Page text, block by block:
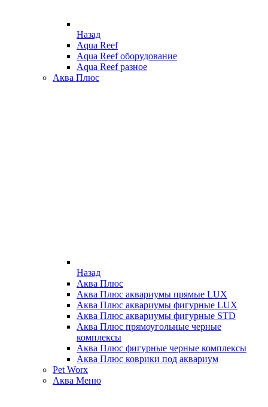
Назад
Aqua Reef
Aqua Reef оборудование
Aqua Reef разное
Аква Плюс
Назад
Аква Плюс
Аква Плюс аквариумы прямые LUX
Аква Плюс аквариумы фигурные LUX
Аква Плюс аквариумы фигурные STD
Аква Плюс прямоугольные черные
комплексы
Аква Плюс фигурные черные комплексы
Аква Плюс коврики под аквариум
Pet Worx
Аква Меню